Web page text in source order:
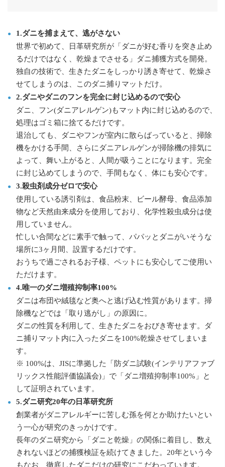
1.ダニを捕まえて、逃がさない
世界で初めて、日革研究所が「ダニが好む香りを突き止め
るだけではなく、乾燥までさせる」ダニ捕獲方式を開発。
独自の技術で、生きたダニをしっかり誘き寄せて、乾燥さ
せてしまうのは、このダニ捕りマットだけ。
2.ダニやダニのフンを完全に封じ込めるので安心
ダニ、フン(ダニアレルゲン)もマット内に封じ込めるので、
処理はゴミ箱に捨てるだけです。
退治しても、ダニやフンが室内に散らばっていると、掃除
機をかける手間、さらにダニアレルゲンが掃除機の排気に
よって、舞い上がると、人間が吸うことになります。完全
に封じ込めてしまうので、手間もなく、体にも安心です。
3.殺虫剤成分ゼロで安心
使用している誘引剤は、食品粉末、ビール酵母、食品添加
物など天然由来成分を使用しており、化学性殺虫成分は使
用していません。
忙しい合間などに素手で触って、パパッとダニがいそうな
場所に3ヶ月間、設置するだけです。
おうちで過ごされるお子様、ペットにも安心してご使用い
ただけます。
4.唯一のダニ増殖抑制率100%
ダニは布団や絨毯など奥へと逃げ込む性質があります。掃
除機などでは「取り逃がし」の原因に。
ダニの性質を利用して、生きたダニをおびき寄せます。ダ
ニ捕りマット内に入ったダニを100%乾燥させてしまいま
す。
※ 100%は、JISに準拠した「防ダニ試験(インテリアファブ
リックス性能評価協議会)」で「ダニ増殖抑制率100%」と
して証明されています。
5.ダニ研究20年の日革研究所
創業者がダニアレルギーに苦しむ孫を何とか助けたいとい
う一心が研究のきっかけです。
長年のダニ研究から「ダニと乾燥」の関係に着目し、数え
きれないほどの捕獲検証を続けてきました。20年という今
もなお、徹底したダニだけの研究にこだわっています。